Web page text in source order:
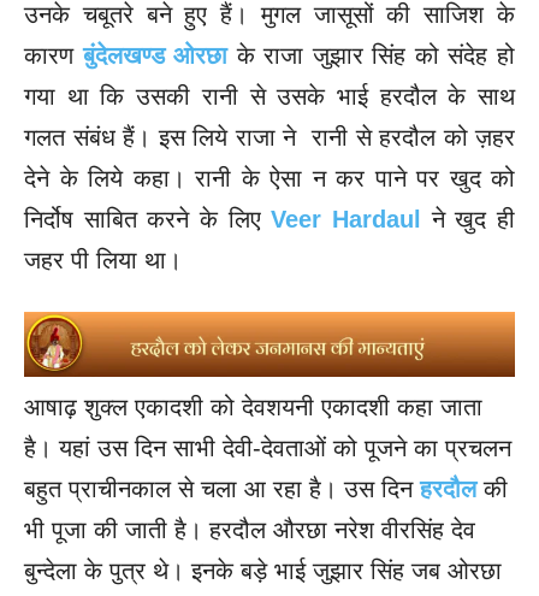
उनके चबूतरे बने हुए हैं। मुगल जासूसों की साजिश के
कारणबुंदेलखण्ड ओरछाके राजा जुझार सिंह कोसंदेहहो
गया था कि उसकी रानी से उसके भाई हरदौल के साथ
गलत संबंध हैं। इस लिये राजा ने रानी से हरदौल को ज़हर
देने के लिये कहा। रानी के ऐसा न कर पाने पर खुद को
निर्दोष साबित करने के लिएVeer Hardaul
ने खुद ही
जहर पी लिया था।
आषाढ़ शुक्ल एकादशी को देवशयनी एकादशी कहा जाता
है। यहां उस दिन साभी देवी-देवताओं को पूजने का प्रचलन
बहुत प्राचीनकाल से चला आ रहा है। उस दिनहरदौलकी
भी पूजा की जाती है। हरदौल औरछा नरेश वीरसिंह देव
बुन्देला के पुत्र थे। इनके बड़े भाई जुझार सिंह जब ओरछा